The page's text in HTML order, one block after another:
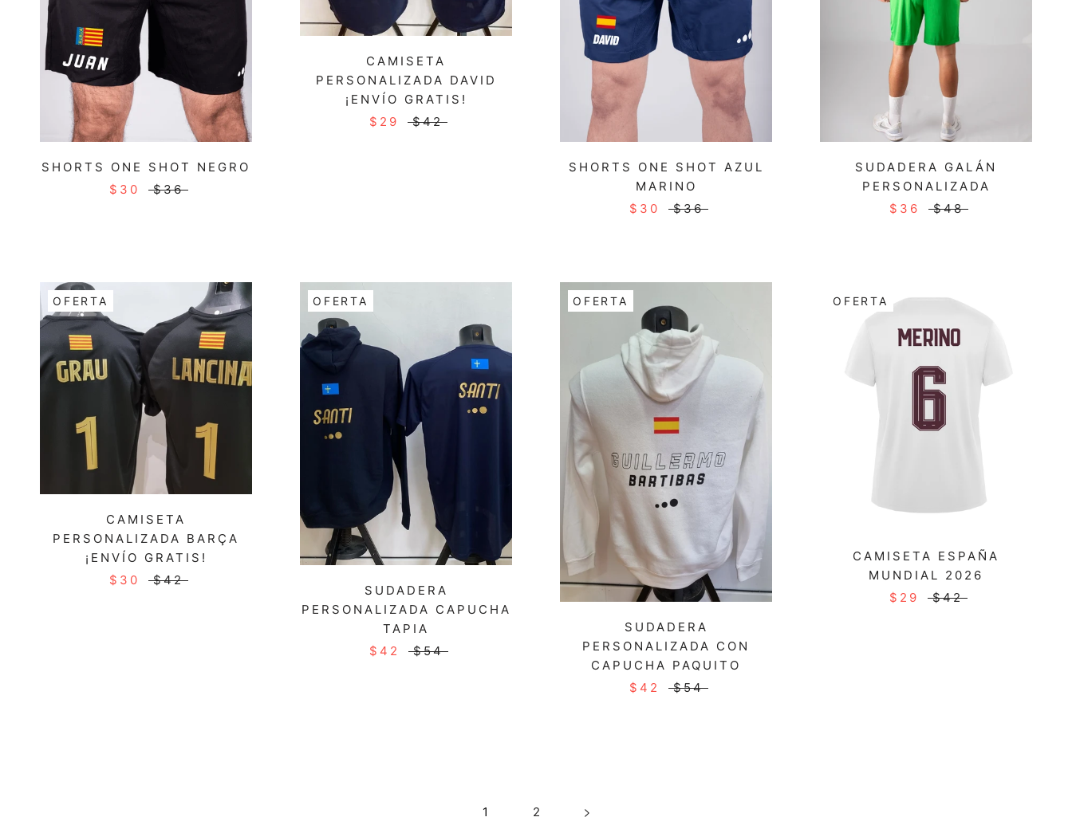
SHORTS ONE SHOT NEGRO
$30
$36
CAMISETA
PERSONALIZADA DAVID
¡ENVÍO GRATIS!
$29
$42
SHORTS ONE SHOT AZUL
MARINO
$30
$36
SUDADERA GALÁN
PERSONALIZADA
$36
$48
OFERTA
CAMISETA
PERSONALIZADA BARÇA
¡ENVÍO GRATIS!
$30
$42
OFERTA
SUDADERA
PERSONALIZADA CAPUCHA
TAPIA
$42
$54
OFERTA
SUDADERA
PERSONALIZADA CON
CAPUCHA PAQUITO
$42
$54
OFERTA
CAMISETA ESPAÑA
MUNDIAL 2026
$29
$42
1 2